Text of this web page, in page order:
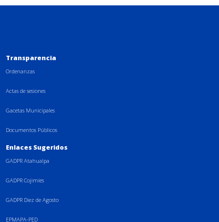
Transparencia
Ordenanzas
Actas de sesiones
Gacetas Municipales
Documentos Públicos
Enlaces Sugeridos
GADPR Atahualpa
GADPR Cojimíes
GADPR Diez de Agosto
EPMAPA-PED